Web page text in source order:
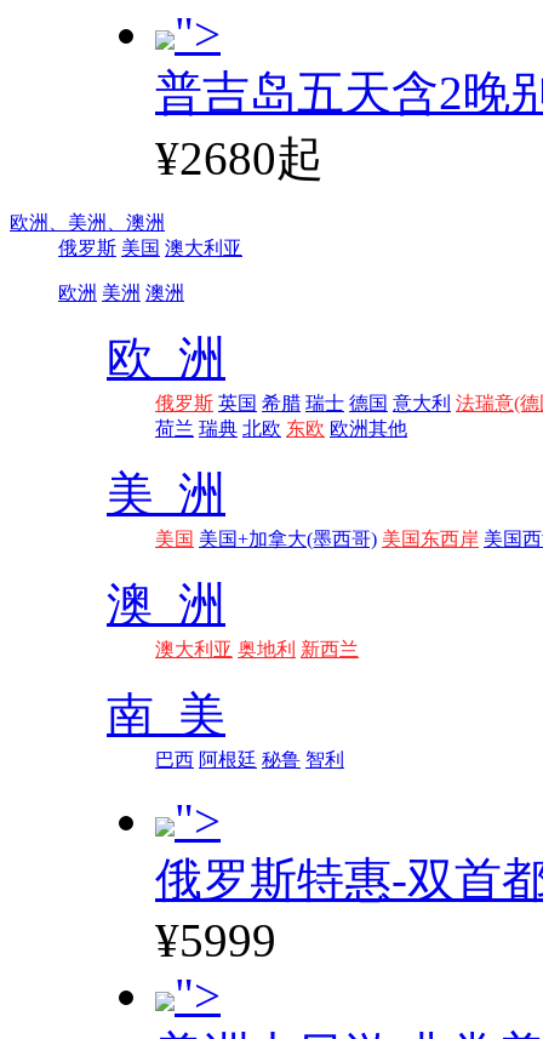
">
普吉岛五天含2晚
¥2680起
欧洲、 美洲、 澳洲
俄罗斯 美国 澳大利亚
欧洲 美洲 澳洲
欧 洲
俄罗斯 英国 希腊 瑞士 德国 意大利 法瑞意(德
荷兰 瑞典 北欧 东欧 欧洲其他
美 洲
美国 美国+加拿大(墨西哥) 美国东西岸 美国
澳 洲
澳大利亚 奥地利 新西兰
南 美
巴西 阿根廷 秘鲁 智利
">
俄罗斯特惠-双首
¥5999
">